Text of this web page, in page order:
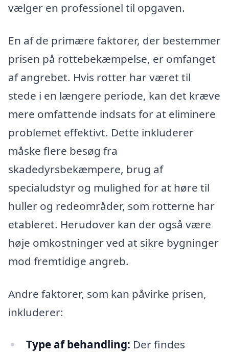
vælger en professionel til opgaven.
En af de primære faktorer, der bestemmer
prisen på rottebekæmpelse, er omfanget
af angrebet. Hvis rotter har været til
stede i en længere periode, kan det kræve
mere omfattende indsats for at eliminere
problemet effektivt. Dette inkluderer
måske flere besøg fra
skadedyrsbekæmpere, brug af
specialudstyr og mulighed for at høre til
huller og redeområder, som rotterne har
etableret. Herudover kan der også være
høje omkostninger ved at sikre bygninger
mod fremtidige angreb.
Andre faktorer, som kan påvirke prisen,
inkluderer:
Type af behandling: Der findes